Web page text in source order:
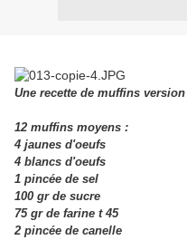
Une recette de muffins
12 muffins moyens :
4 jaunes d'oeufs
4 blancs d'oeufs
1 pincée de sel
100 gr de sucre
75 gr de farine t 45
2 pincée de canelle